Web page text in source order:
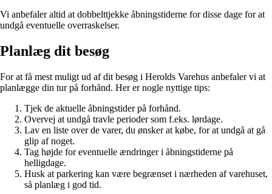
Vi anbefaler altid at dobbelttjekke åbningstiderne for disse dage for at
undgå eventuelle overraskelser.
Planlæg dit besøg
For at få mest muligt ud af dit besøg i Herolds Varehus anbefaler vi at
planlægge din tur på forhånd. Her er nogle nyttige tips:
Tjek de aktuelle åbningstider på forhånd.
Overvej at undgå travle perioder som f.eks. lørdage.
Lav en liste over de varer, du ønsker at købe, for at undgå at gå
glip af noget.
Tag højde for eventuelle ændringer i åbningstiderne på
helligdage.
Husk at parkering kan være begrænset i nærheden af varehuset,
så planlæg i god tid.